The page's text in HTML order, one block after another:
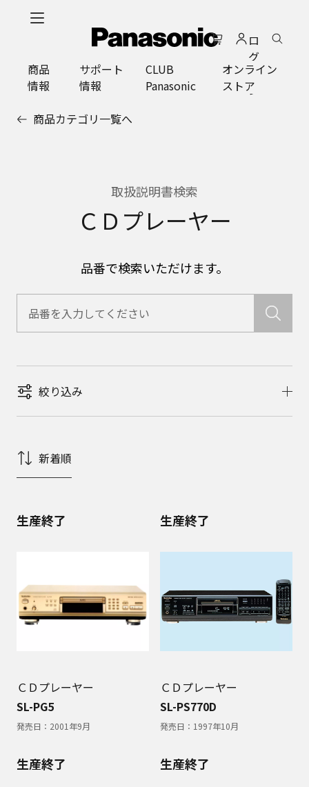
ロ
グ
イ
ン
商品
情報
サポート
情報
CLUB
Panasonic
オンライン
ストア
商品カテゴリ一覧へ
取扱説明書検索
ＣＤプレーヤー
品番で検索いただけます。
絞り込み
新着順
生産終了
ＣＤプレーヤー
SL-PG5
発売日： 2001年9月
生産終了
ＣＤプレーヤー
SL-PS770D
発売日： 1997年10月
生産終了 生産終了